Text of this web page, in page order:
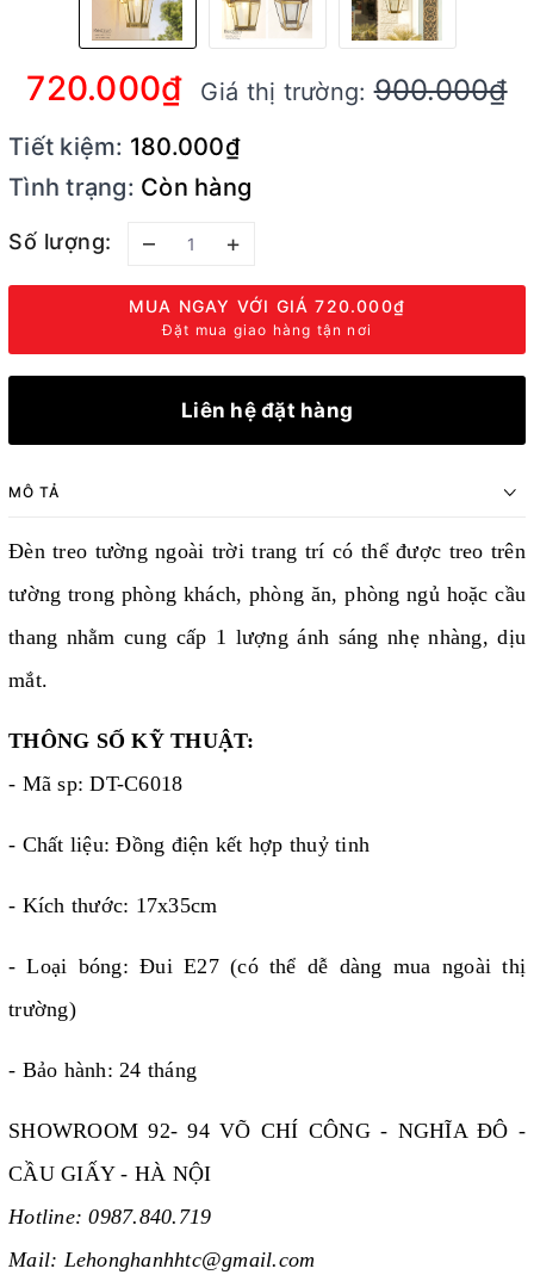
720.000₫ Giá thị trường:900.000₫
Tiết kiệm: 180.000₫
Tình trạng: Còn hàng
Số lượng: – +
MUA NGAY VỚI GIÁ720.000₫
Đặt mua giao hàng tận nơi
Liên hệ đặt hàng
MÔ TẢ
Đèn treo tường ngoài trời trang trí có thể được treo trên
tường trong phòng khách, phòng ăn, phòng ngủ hoặc cầu
thang nhằm cung cấp 1 lượng ánh sáng nhẹ nhàng, dịu
mắt.
THÔNG SỐ KỸ THUẬT:
- Mã sp: DT-C6018
- Chất liệu: Đồng điện kết hợp thuỷ tinh
- Kích thước: 17x35cm
- Loại bóng: Đui E27 (có thể dễ dàng mua ngoài thị
trường)
- Bảo hành: 24 tháng
SHOWROOM 92- 94 VÕ CHÍ CÔNG - NGHĨA ĐÔ -
CẦU GIẤY - HÀ NỘI
Hotline: 0987.840.719
Mail: Lehonghanhhtc@gmail.com